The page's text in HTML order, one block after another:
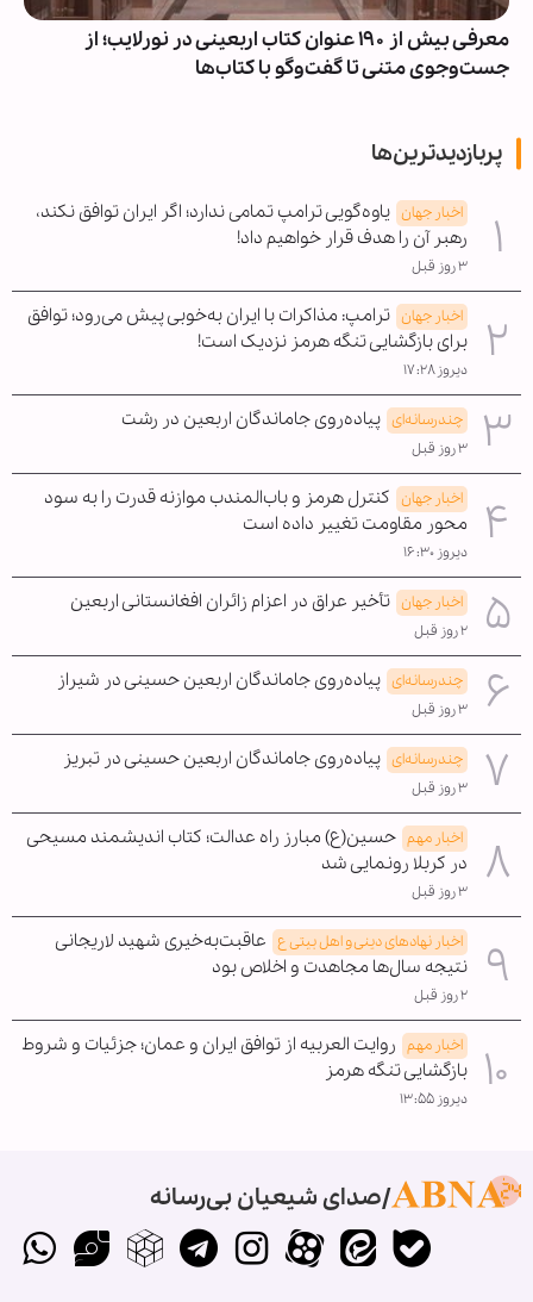
معرفی بیش از ۱۹۰ عنوان کتاب اربعینی در نورلایب؛ از
جست‌وجوی متنی تا گفت‌وگو با کتاب‌ها
پربازدیدترین‌ها
اخبار جهان یاوه‌گویی ترامپ تمامی ندارد؛ اگر ایران توافق نکند،
رهبر آن را هدف قرار خواهیم داد!
۳ روز قبل
اخبار جهان ترامپ: مذاکرات با ایران به‌خوبی پیش می‌رود؛ توافق
برای بازگشایی تنگه هرمز نزدیک است!
دیروز ۱۷:۲۸
چندرسانه‌ای پیاده‌روی جاماندگان اربعین در رشت
۳ روز قبل
اخبار جهان کنترل هرمز و باب‌المندب موازنه قدرت را به سود
محور مقاومت تغییر داده است
دیروز ۱۶:۳۰
اخبار جهان تأخیر عراق در اعزام زائران افغانستانی اربعین
۲ روز قبل
چندرسانه‌ای پیاده‌روی جاماندگان اربعین حسینی در شیراز
۳ روز قبل
چندرسانه‌ای پیاده‌روی جاماندگان اربعین حسینی در تبریز
۳ روز قبل
اخبار مهم حسین(ع) مبارز راه عدالت؛ کتاب اندیشمند مسیحی
در کربلا رونمایی شد
۳ روز قبل
اخبار نهادهای دینی و اهل بیتی ع عاقبت‌به‌خیری شهید لاریجانی
نتیجه سال‌ها مجاهدت و اخلاص بود
۲ روز قبل
اخبار مهم روایت العربیه از توافق ایران و عمان؛ جزئیات و شروط
بازگشایی تنگه هرمز
دیروز ۱۳:۵۵
صدای شیعیان بی‌رسانه